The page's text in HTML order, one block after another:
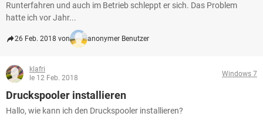
Runterfahren und auch im Betrieb schleppt er sich. Das Problem
hatte ich vor Jahr...
26 Feb. 2018 von anonymer Benutzer
klafri
le 12 Feb. 2018
Windows 7
Druckspooler installieren
Hallo, wie kann ich den Druckspooler installieren?